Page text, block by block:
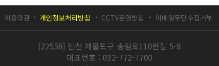
이용약관 개인정보처리방침 CCTV운영방침 이메일무단수집거부
[22558] 인천 제물포구 송림로110번길 5-8
대표번호 : 032-772-7700